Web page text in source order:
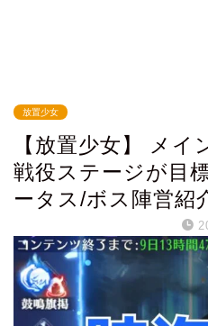
放置少女
【放置少女】 メ
戦役ステージが目
ータス/ボス陣営紹